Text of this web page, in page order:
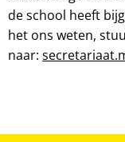
de school heeft
het ons weten,
naar: